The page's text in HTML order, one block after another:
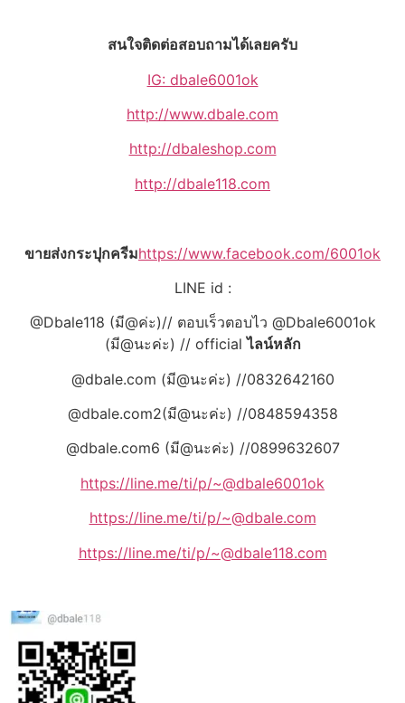
สนใจติดต่อสอบถามได้เลยครับ
IG: dbale6001ok
http://www.dbale.com
http://dbaleshop.com
http://dbale118.com
ขายส่งกระปุกครีมhttps://www.facebook.com/6001ok
LINE id :
@Dbale118 (มี@ค่ะ)// ตอบเร็วตอบไว @Dbale6001ok
(มี@นะค่ะ) // officialไลน์หลัก
@dbale.com (มี@นะค่ะ) //0832642160
@dbale.com2(มี@นะค่ะ) //0848594358
@dbale.com6 (มี@นะค่ะ) //0899632607
https://line.me/ti/p/~@dbale6001ok
https://line.me/ti/p/~@dbale.com
https://line.me/ti/p/~@dbale118.com